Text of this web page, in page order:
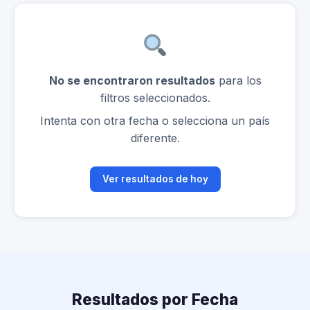
No se encontraron resultadospara los
filtros seleccionados.
Intenta con otra fecha o selecciona un país
diferente.
Ver resultados de hoy
Resultados por Fecha